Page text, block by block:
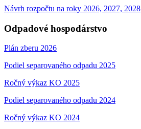
Návrh rozpočtu na roky 2026, 2027, 2028
Odpadové hospodárstvo
Plán zberu 2026
Podiel separovaného odpadu 2025
Ročný výkaz KO 2025
Podiel separovaného odpadu 2024
Ročný výkaz KO 2024